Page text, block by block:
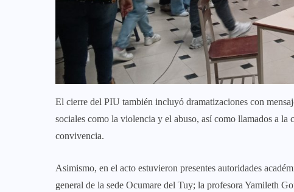
El cierre del PIU también incluyó dramatizaciones con
sociales como la violencia y el abuso, así como llamados a la
convivencia.
Asimismo, en el acto estuvieron presentes autoridades
general de la sede Ocumare del Tuy; la profesora Yamileth